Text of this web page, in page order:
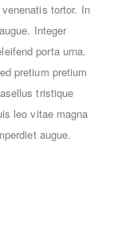
tortor. In
Integer
porta urna.
pretium pretium
tristique
leo vitae magna
augue.